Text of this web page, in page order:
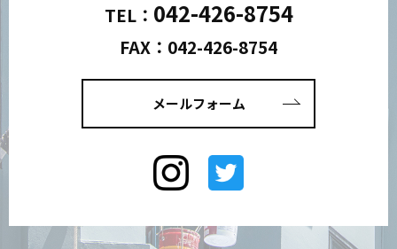
TEL： 042-426-8754
FAX：042-426-8754
メールフォーム